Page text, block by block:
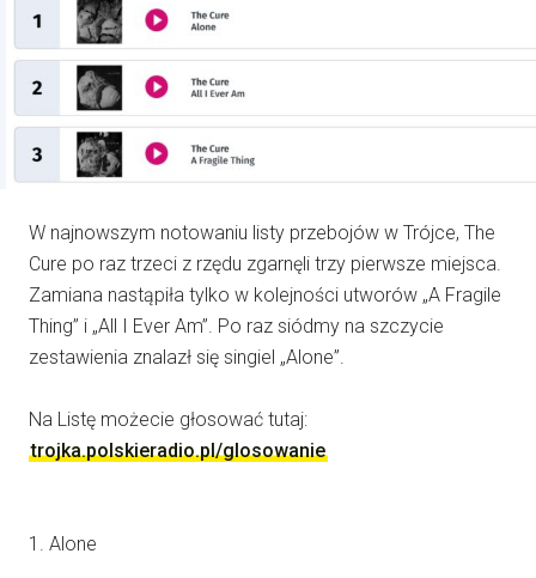
W najnowszym notowaniu listy przebojów w Trójce, The
Cure po raz trzeci z rzędu zgarnęli trzy pierwsze miejsca.
Zamiana nastąpiła tylko w kolejności utworów „A Fragile
Thing” i „All I Ever Am”. Po raz siódmy na szczycie
zestawienia znalazł się singiel „Alone”.
Na Listę możecie głosować tutaj:
trojka.polskieradio.pl/glosowanie
1. Alone